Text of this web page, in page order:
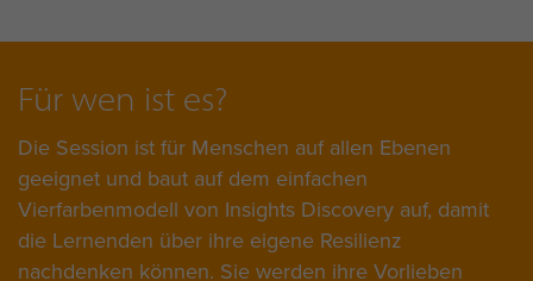
Für wen ist es?
Die Session ist für Menschen auf allen Ebenen
geeignet und baut auf dem einfachen
Vierfarbenmodell von Insights Discovery auf, damit
die Lernenden über ihre eigene Resilienz
nachdenken können. Sie werden ihre Vorlieben